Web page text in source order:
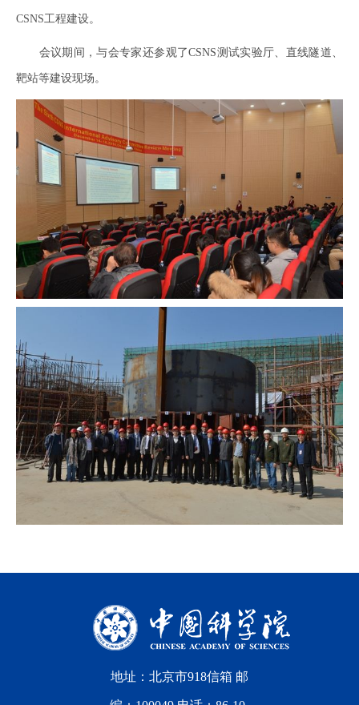
CSNS工程建设。
会议期间，与会专家还参观了CSNS测试实验厅、直线隧道、
靶站等建设现场。
地址：北京市918信箱 邮